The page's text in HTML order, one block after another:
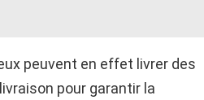
peuvent en effet livrer des
pour garantir la